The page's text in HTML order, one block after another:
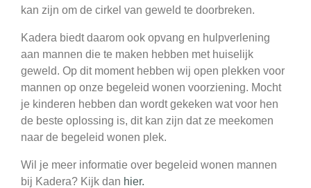
kan zijn om de cirkel van geweld te doorbreken.
Kadera biedt daarom ook opvang en hulpverlening
aan mannen die te maken hebben met huiselijk
geweld. Op dit moment hebben wij open plekken voor
mannen op onze begeleid wonen voorziening. Mocht
je kinderen hebben dan wordt gekeken wat voor hen
de beste oplossing is, dit kan zijn dat ze meekomen
naar de begeleid wonen plek.
Wil je meer informatie over begeleid wonen mannen
bij Kadera? Kijk dan hier.